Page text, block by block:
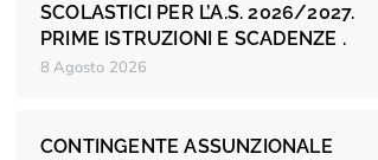
SCOLASTICI PER L’A.S. 2026/2027.
PRIME ISTRUZIONI E SCADENZE .
8 Agosto 2026
CONTINGENTE ASSUNZIONALE